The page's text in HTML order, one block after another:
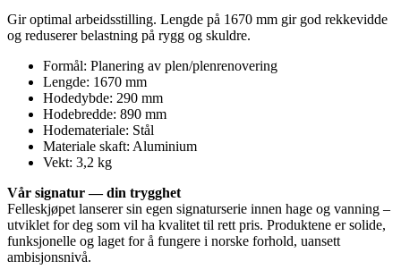
Gir optimal arbeidsstilling. Lengde på 1670 mm gir god rekkevidde
og reduserer belastning på rygg og skuldre.
Formål: Planering av plen/plenrenovering
Lengde: 1670 mm
Hodedybde: 290 mm
Hodebredde: 890 mm
Hodemateriale: Stål
Materiale skaft: Aluminium
Vekt: 3,2 kg
Vår signatur — din trygghet
Felleskjøpet lanserer sin egen signaturserie innen hage og vanning –
utviklet for deg som vil ha kvalitet til rett pris. Produktene er solide,
funksjonelle og laget for å fungere i norske forhold, uansett
ambisjonsnivå.